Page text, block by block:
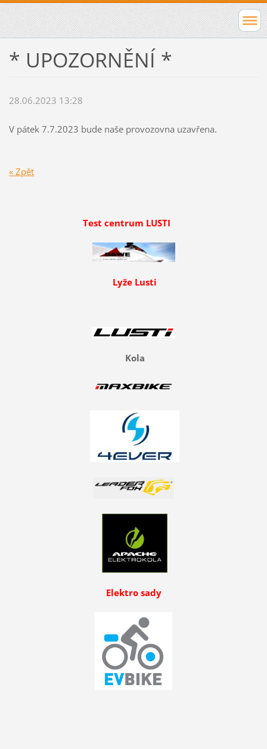
* UPOZORNĚNÍ *
28.06.2023 13:28
V pátek 7.7.2023 bude naše provozovna uzavřena.
« Zpět
Test centrum LUSTI
Lyže Lusti
Kola
Elektro sady